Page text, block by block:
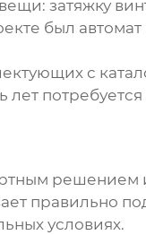
затяжку
был автомат
с
лет
правильно
условиях.